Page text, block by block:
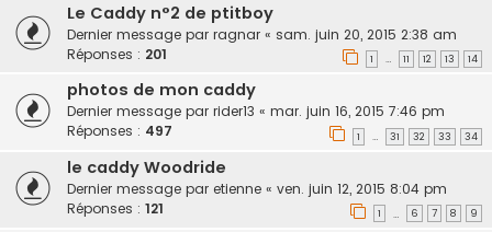
Le Caddy n°2 de ptitboy
Dernier message par ragnar « sam. juin 20, 2015 2:38 am
Réponses : 201 1 … 11 12 13 14
photos de mon caddy
Dernier message par rider13 « mar. juin 16, 2015 7:46 pm
Réponses : 497 1 … 31 32 33 34
le caddy Woodride
Dernier message par etienne « ven. juin 12, 2015 8:04 pm
Réponses : 121 1 … 6 7 8 9